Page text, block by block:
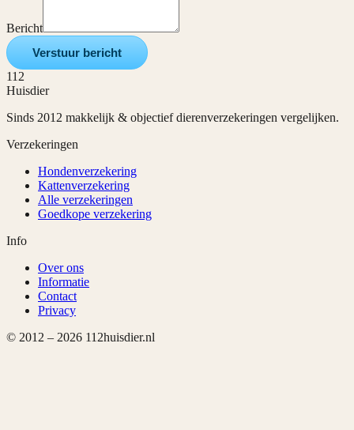
Bericht
Verstuur bericht
112
Huisdier
Sinds 2012 makkelijk & objectief dierenverzekeringen vergelijken.
Verzekeringen
Hondenverzekering
Kattenverzekering
Alle verzekeringen
Goedkope verzekering
Info
Over ons
Informatie
Contact
Privacy
© 2012 – 2026 112huisdier.nl